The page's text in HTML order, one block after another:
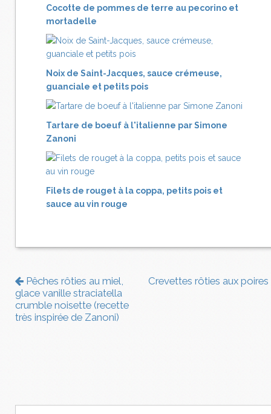
Cocotte de pommes de terre au pecorino et
mortadelle
Noix de Saint-Jacques, sauce crémeuse,
guanciale et petits pois
Tartare de boeuf à l'italienne par Simone
Zanoni
Filets de rouget à la coppa, petits pois et
sauce au vin rouge
Pêches rôties au miel,
glace vanille straciatella
crumble noisette (recette
très inspirée de Zanoni)
Crevettes rôties aux poires